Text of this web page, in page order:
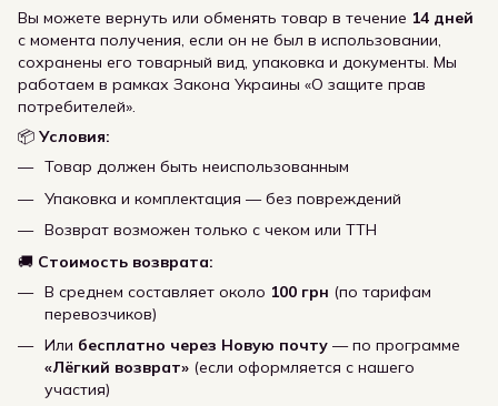
Вы можете вернуть или обменять товар в течение 14 дней
с момента получения, если он не был в использовании,
сохранены его товарный вид, упаковка и документы. Мы
работаем в рамках Закона Украины «О защите прав
потребителей».
📦 Условия:
Товар должен быть неиспользованным
Упаковка и комплектация — без повреждений
Возврат возможен только с чеком или ТТН
🚚 Стоимость возврата:
В среднем составляет около 100 грн (по тарифам
перевозчиков)
Или бесплатно через Новую почту — по программе
«Лёгкий возврат» (если оформляется с нашего
участия)